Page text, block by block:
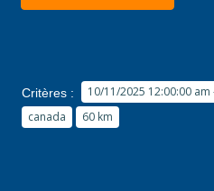
Critères : 10/11/2025 12:00:00 am
canada
60 km